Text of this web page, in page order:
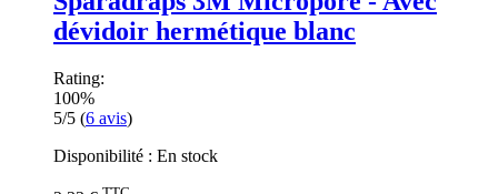
dévidoir hermétique blanc
Rating:
100%
5/5 (6 avis)
Disponibilité : En stock